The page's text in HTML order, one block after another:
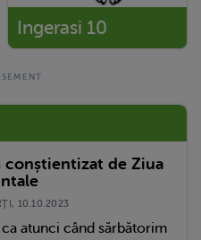
Ingerasi 10
de Ziua
10.10.2023
ca atunci când sărbătorim